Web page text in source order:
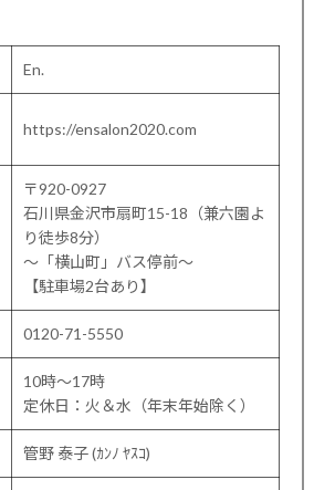
En.
https://ensalon2020.com
〒920-0927
石川県金沢市扇町15-18（兼六園よ
り徒歩8分）
〜「横山町」バス停前〜
【駐車場2台あり】
0120-71-5550
10時～17時
定休日：火＆水（年末年始除く）
管野 泰子 (ｶﾝﾉ ﾔｽｺ)